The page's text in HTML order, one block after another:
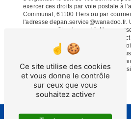
exercer ces droits par voie postale à
Communal, 61100 Flers ou par
l'adresse depan.service@wanadoo.fr.
pourra vous être demandé. Nous
pendant la période de prise de
de prescription légale aux fins
contentieux. Vous avez le droit de
d'opposition au démarchage
adresse:Bloctel.gouv.fr. Consultez le
d’informations sur vos droits.
Ce site utilise des cookies
et vous donne le contrôle
sur ceux que vous
souhaitez activer